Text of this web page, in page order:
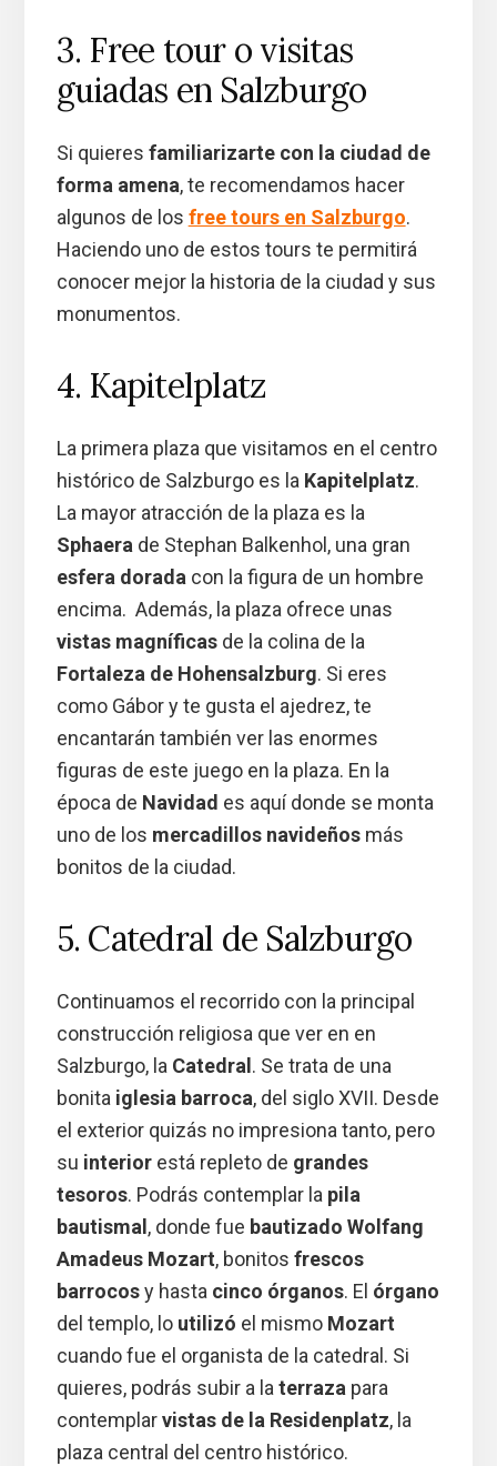
3. Free tour o visitas
guiadas en Salzburgo
Si quieres familiarizarte con la ciudad de
forma amena, te recomendamos hacer
algunos de los free tours en Salzburgo.
Haciendo uno de estos tours te permitirá
conocer mejor la historia de la ciudad y sus
monumentos.
4. Kapitelplatz
La primera plaza que visitamos en el centro
histórico de Salzburgo es la Kapitelplatz.
La mayor atracción de la plaza es la
Sphaerade Stephan Balkenhol, una gran
esfera doradacon la figura de un hombre
encima. Además, la plaza ofrece unas
vistas magníficasde la colina de la
Fortaleza de Hohensalzburg. Si eres
como Gábor y te gusta el ajedrez, te
encantarán también ver las enormes
figuras de este juego en la plaza. En la
época de Navidad es aquí donde se monta
uno de los mercadillos navideñosmás
bonitos de la ciudad.
5. Catedral de Salzburgo
Continuamos el recorrido con la principal
construcción religiosa que ver en en
Salzburgo, la Catedral . Se trata de una
bonita iglesia barroca, del siglo XVII. Desde
el exterior quizás no impresiona tanto, pero
su interiorestá repleto de grandes
tesoros. Podrás contemplar la pila
bautismal , donde fue bautizado Wolfang
Amadeus Mozart, bonitos frescos
barrocosy hasta cinco órganos. El órgano
del templo, lo utilizó el mismo Mozart
cuando fue el organista de la catedral. Si
quieres, podrás subir a laterrazapara
contemplarvistas de la Residenplatz, la
plaza central del centro histórico.